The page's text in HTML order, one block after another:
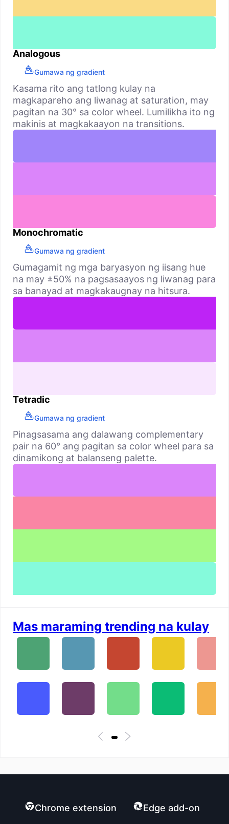
Analogous
Gumawa ng gradient
Kasama rito ang tatlong kulay na
magkapareho ang liwanag at saturation, may
pagitan na 30° sa color wheel. Lumilikha ito ng
makinis at magkakaayon na transitions.
Monochromatic
Gumawa ng gradient
Gumagamit ng mga baryasyon ng iisang hue
na may ±50% na pagsasaayos ng liwanag para
sa banayad at magkakaugnay na hitsura.
Tetradic
Gumawa ng gradient
Pinagsasama ang dalawang complementary
pair na 60° ang pagitan sa color wheel para sa
dinamikong at balanseng palette.
Mas maraming trending na kulay
Chrome extension Edge add-on